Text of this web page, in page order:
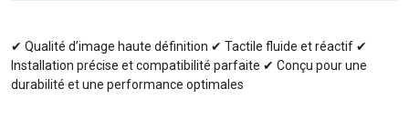
✔ Qualité d’image haute définition ✔ Tactile fluide et réactif ✔
Installation précise et compatibilité parfaite ✔ Conçu pour une
durabilité et une performance optimales